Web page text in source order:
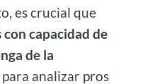
es crucial que
con capacidad de
de la
analizar pros